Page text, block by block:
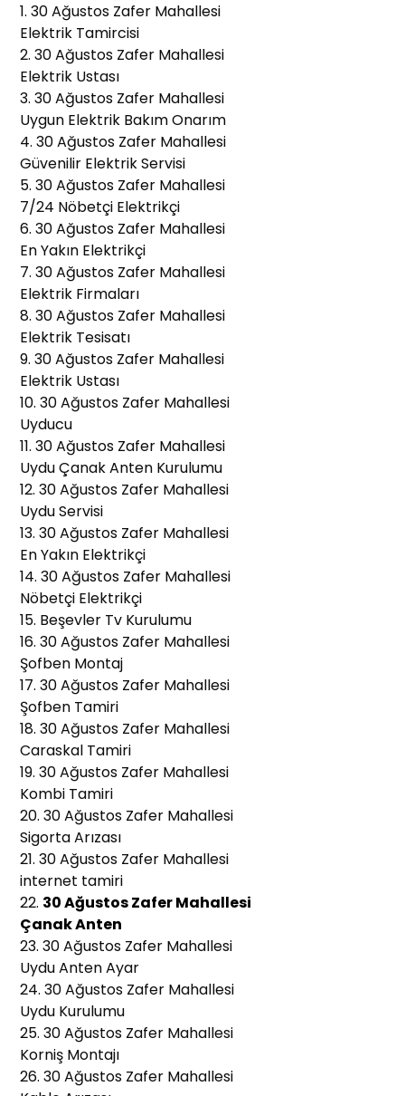
1. 30 Ağustos Zafer Mahallesi
Elektrik Tamircisi
2. 30 Ağustos Zafer Mahallesi
Elektrik Ustası
3. 30 Ağustos Zafer Mahallesi
Uygun Elektrik Bakım Onarım
4. 30 Ağustos Zafer Mahallesi
Güvenilir Elektrik Servisi
5. 30 Ağustos Zafer Mahallesi
7/24 Nöbetçi Elektrikçi
6. 30 Ağustos Zafer Mahallesi
En Yakın Elektrikçi
7. 30 Ağustos Zafer Mahallesi
Elektrik Firmaları
8. 30 Ağustos Zafer Mahallesi
Elektrik Tesisatı
9. 30 Ağustos Zafer Mahallesi
Elektrik Ustası
10. 30 Ağustos Zafer Mahallesi
Uyducu
11. 30 Ağustos Zafer Mahallesi
Uydu Çanak Anten Kurulumu
12. 30 Ağustos Zafer Mahallesi
Uydu Servisi
13. 30 Ağustos Zafer Mahallesi
En Yakın Elektrikçi
14. 30 Ağustos Zafer Mahallesi
Nöbetçi Elektrikçi
15. Beşevler Tv Kurulumu
16. 30 Ağustos Zafer Mahallesi
Şofben Montaj
17. 30 Ağustos Zafer Mahallesi
Şofben Tamiri
18. 30 Ağustos Zafer Mahallesi
Caraskal Tamiri
19. 30 Ağustos Zafer Mahallesi
Kombi Tamiri
20. 30 Ağustos Zafer Mahallesi
Sigorta Arızası
21. 30 Ağustos Zafer Mahallesi
internet tamiri
22. 30 Ağustos Zafer Mahallesi
Çanak Anten
23. 30 Ağustos Zafer Mahallesi
Uydu Anten Ayar
24. 30 Ağustos Zafer Mahallesi
Uydu Kurulumu
25. 30 Ağustos Zafer Mahallesi
Korniş Montajı
26. 30 Ağustos Zafer Mahallesi